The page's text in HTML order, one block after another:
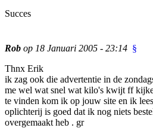
Succes
Rob op 18 Januari 2005 - 23:14 §
Thnx Erik
ik zag ook die advertentie in de
me wel wat snel wat kilo's kwijt ff
te vinden kom ik op jouw site en ik
oplichterij is goed dat ik nog niets
overgemaakt heb . gr